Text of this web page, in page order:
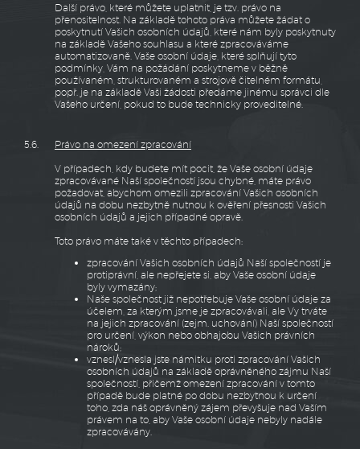
Další právo, které můžete uplatnit, je tzv. právo na
přenositelnost. Na základě tohoto práva můžete žádat o
poskytnutí Vašich osobních údajů, které nám byly poskytnuty
na základě Vašeho souhlasu a které zpracováváme
automatizovaně. Vaše osobní údaje, které splňují tyto
podmínky, Vám na požádání poskytneme v běžně
používaném, strukturovaném a strojově čitelném formátu,
popř. je na základě Vaši žádosti předáme jinému správci dle
Vašeho určení, pokud to bude technicky proveditelné.
5.6.
Právo na omezení zpracování
V případech, kdy budete mít pocit, že Vaše osobní údaje
zpracovávané Naší společností jsou chybné, máte právo
požadovat, abychom omezili zpracování Vašich osobních
údajů na dobu nezbytně nutnou k ověření přesnosti Vašich
osobních údajů a jejich případné opravě.
Toto právo máte také v těchto případech:
zpracování Vašich osobních údajů Naší společností je
protiprávní, ale nepřejete si, aby Vaše osobní údaje
byly vymazány;
Naše společnost již nepotřebuje Vaše osobní údaje za
účelem, za kterým jsme je zpracovávali, ale Vy trváte
na jejich zpracování (zejm. uchování) Naší společností
pro určení, výkon nebo obhajobu Vašich právních
nároků;
vznesl/vznesla jste námitku proti zpracování Vašich
osobních údajů na základě oprávněného zájmu Naší
společností, přičemž omezení zpracování v tomto
případě bude platné po dobu nezbytnou k určení
toho, zda náš oprávněný zájem převyšuje nad Vaším
právem na to, aby Vaše osobní údaje nebyly nadále
zpracovávány.